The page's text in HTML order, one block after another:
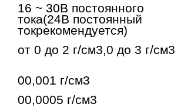
16 ~ 30В постоянного
тока(24В постоянный
токрекомендуется)
от 0 до 2 г/см3,0 до 3 г/см3
00,001 г/см3
00,0005 г/см3